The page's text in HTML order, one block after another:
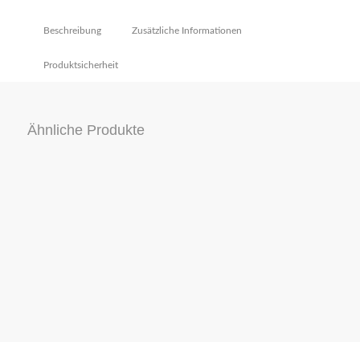
Beschreibung Zusätzliche Informationen
Produktsicherheit
Ähnliche Produkte